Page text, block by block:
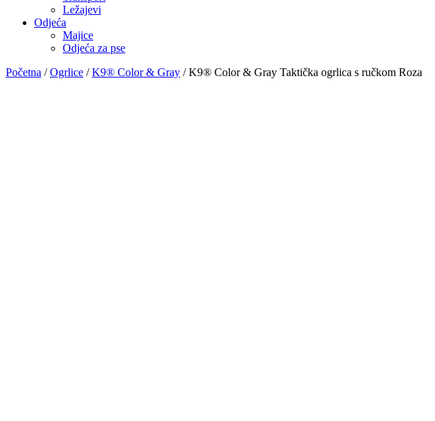
Ležajevi
Odjeća
Majice
Odjeća za pse
Početna /Ogrlice /K9® Color & Gray / K9® Color & Gray Taktička ogrlica s ručkom Roza